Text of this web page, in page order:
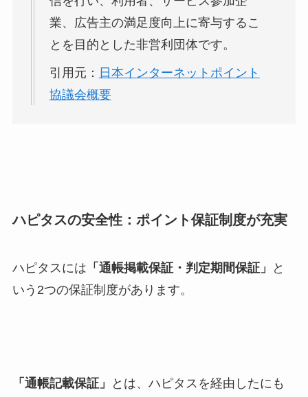
業、広告主の満足度向上に寄与するこ
とを目的とした非営利団体です。
引用元： 日本インターネットポイント
協議会概要
ハピタスの安全性：ポイント保証制度が充実
ハピタスには 「通帳掲載保証・判定期間保証」
と
いう2つの保証制度があります。
「通帳記載保証」
とは、ハピタスを経由したにも